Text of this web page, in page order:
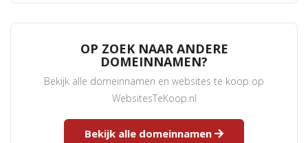
OP ZOEK NAAR ANDERE
DOMEINNAMEN?
Bekijk alle domeinnamen en websites te koop op
WebsitesTeKoop.nl
Bekijk alle domeinnamen